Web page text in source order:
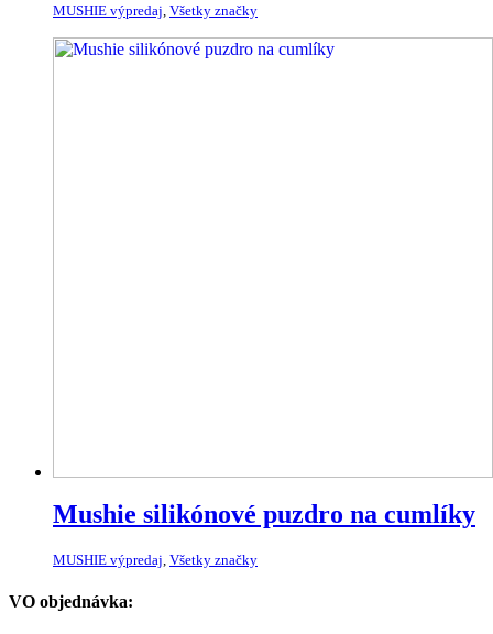
MUSHIE výpredaj Všetky značky
Mushie silikónové puzdro na cumlíky
MUSHIE výpredaj Všetky značky
VO objednávka: